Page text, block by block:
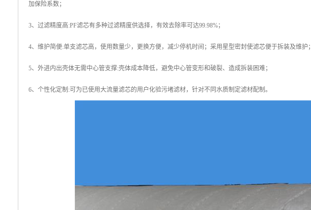
加保险系数；
3、过滤精度高:PF滤芯有多种过滤精度供选择，有效去除率可达99.98%；
4、维护简便:单支滤芯高，使用数量少，更换方便，减少停机时间；采用星型密封使滤芯便于拆装及维护；
5、外进内出壳体无需中心管支撑:壳体成本降低，避免中心管变形和破裂、造成拆装困难；
6、个性化定制:可为已使用大流量滤芯的用户化验污堵滤材，针对不同水质制定滤材配制。